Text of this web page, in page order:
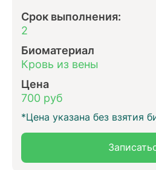
Срок выполнения:
2
Биоматериал
Кровь из вены
Цена
700 руб
*Цена указана без взятия